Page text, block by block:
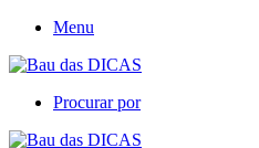
Menu
Procurar por